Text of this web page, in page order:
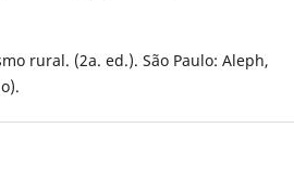
rural. (2a. ed.). São Paulo: Aleph,